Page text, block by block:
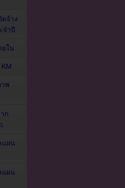
จ้าง
จำปี
ใน
พ
ก
.
แผน
แผน